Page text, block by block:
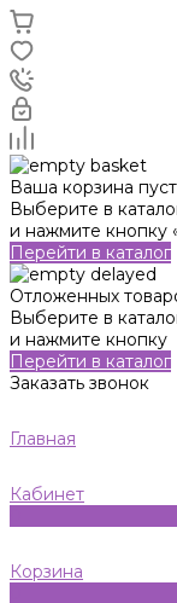
Ваша корзина
Выберите в
и нажмите кнопку
Перейти в каталог
Отложенных
Выберите в
и нажмите кнопку
Перейти в каталог
Заказать звонок
Главная
Кабинет
Корзина